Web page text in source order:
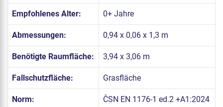
Empfohlenes Alter: 0+ Jahre
Abmessungen: 0,94 x 0,06 x 1,3 m
Benötigte Raumfläche: 3,94 x 3,06 m
Fallschutzfläche: Grasfläche
Norm: ČSN EN 1176-1 ed.2 +A1:2024